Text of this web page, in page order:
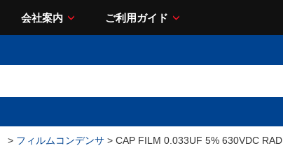
会社案内 ご利用ガイド
> フィルムコンデンサ > CAP FILM 0.033UF 5% 630VDC RAD